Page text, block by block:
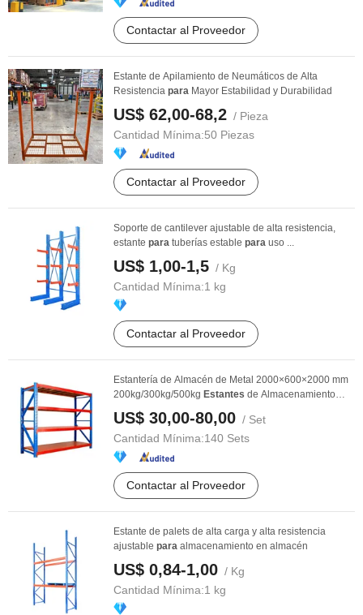
Contactar al Proveedor
Estante de Apilamiento de Neumáticos de Alta
Resistencia para Mayor Estabilidad y Durabilidad
US$ 62,00-68,2 / Pieza
Cantidad Mínima:50 Piezas
Contactar al Proveedor
Soporte de cantilever ajustable de alta resistencia,
estante para tuberías estable para uso ...
US$ 1,00-1,5 / Kg
Cantidad Mínima:1 kg
Contactar al Proveedor
Estantería de Almacén de Metal 2000×600×2000 mm
200kg/300kg/500kg Estantes de Almacenamiento
Estante ...
US$ 30,00-80,00 / Set
Cantidad Mínima:140 Sets
Contactar al Proveedor
Estante de palets de alta carga y alta resistencia
ajustable para almacenamiento en almacén
US$ 0,84-1,00 / Kg
Cantidad Mínima:1 kg